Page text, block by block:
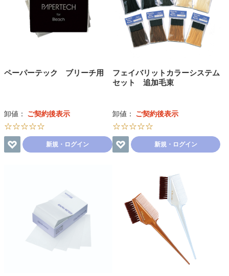
ペーパーテック ブリーチ用
卸値： ご契約後表示
☆☆☆☆☆
新規・ログイン
フェイバリットカラーシステム
セット 追加毛束
卸値： ご契約後表示
☆☆☆☆☆
新規・ログイン